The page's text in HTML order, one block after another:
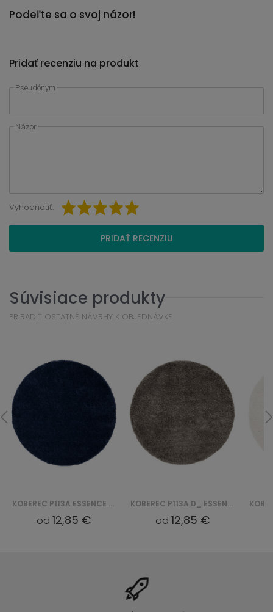
Podeľte sa o svoj názor!
Pridať recenziu na produkt
Pseudónym
Názor
Vyhodnotiť:
PRIDAŤ RECENZIU
Súvisiace produkty
PRIRADIŤ OSTATNÉ NÁVRHY K OBJEDNÁVKE
KOBEREC P113A ESSENCE ROUND (KOŁO) - GRANATOWY
od12,85 €
KOBEREC P113A D_ ESSENCE ROUND (KOŁO) - SZARY
od 12,85 €